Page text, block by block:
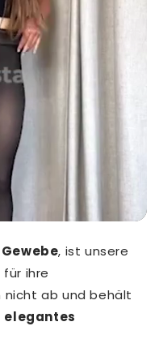
, ist unsere
ihre
nicht ab und behält
elegantes